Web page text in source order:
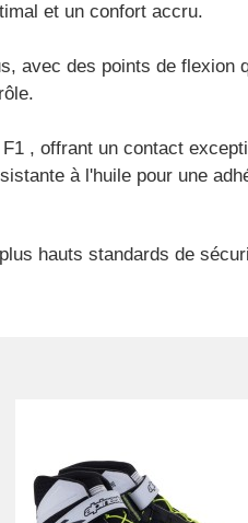
et un confort accru.
avec des points de flexion
, offrant un contact
à l'huile pour une
hauts standards de